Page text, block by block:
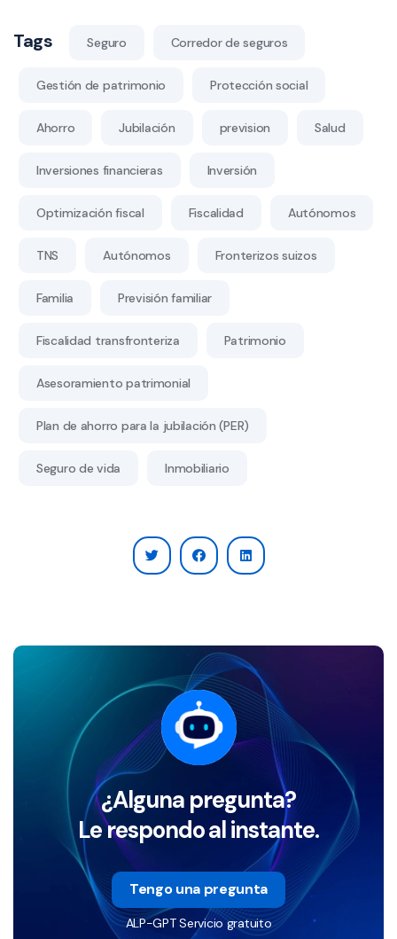
Tags Seguro Corredor de seguros
Gestión de patrimonio Protección social
Ahorro Jubilación prevision Salud
Inversiones financieras Inversión
Optimización fiscal Fiscalidad Autónomos
TNS Autónomos Fronterizos suizos
Familia Previsión familiar
Fiscalidad transfronteriza Patrimonio
Asesoramiento patrimonial
Plan de ahorro para la jubilación (PER)
Seguro de vida Inmobiliario
¿Alguna pregunta?
Le respondo al instante.
Tengo una pregunta
ALP-GPT Servicio gratuito